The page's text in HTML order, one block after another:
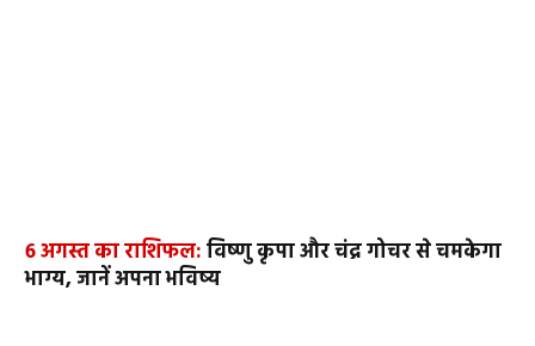
6 अगस्त का राशिफल:विष्णु कृपा और चंद्र गोचर से चमकेगा
भाग्य, जानें अपना भविष्य